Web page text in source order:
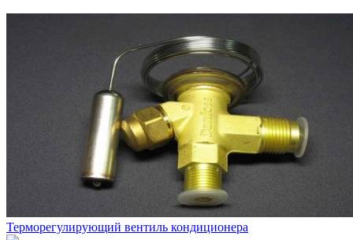
Терморегулирующий вентиль кондиционера